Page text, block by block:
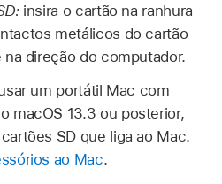
insira o cartão na ranhura
metálicos do cartão
na direção do computador.
um portátil Mac com
macOS 13.3 ou posterior,
SD que liga ao Mac.
ao Mac.